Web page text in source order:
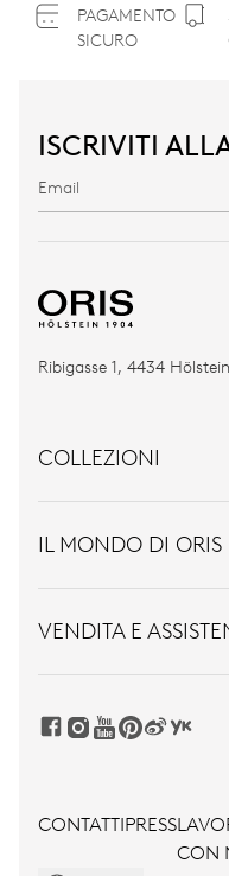
PAGAMENTO
SICURO
ISCRIVITI
Ribigasse 1, 4434 Hölstein
COLLEZIONI
IL MONDO DI ORIS
VENDITA E
CONTATTIPRESS
CON